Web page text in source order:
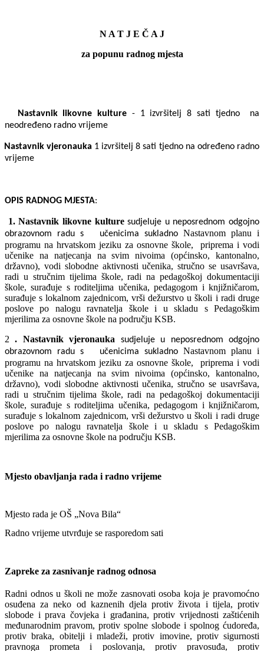
N A T J E Č A J
za popunu radnog mjesta
Nastavnik likovne kulture - 1 izvršitelj 8 sati tjedno
na
neodređeno radno vrijeme
Nastavnik vjeronauka 1 izvršitelj 8 sati tjedno na određeno radno
vrijeme
OPIS RADNOG MJESTA:
1. Nastavnik likovne kulture sudjeluje u neposrednom odgojno
obrazovnom radu s učenicima sukladno Nastavnom planu i
programu na hrvatskom jeziku za osnovne škole, priprema i vodi
učenike na natjecanja na svim nivoima (općinsko, kantonalno,
državno), vodi slobodne aktivnosti učenika, stručno se usavršava,
radi u stručnim tijelima škole, radi na pedagoškoj dokumentaciji
škole, surađuje s roditeljima učenika, pedagogom i knjižničarom,
surađuje s lokalnom zajednicom, vrši dežurstvo u školi i radi druge
poslove po nalogu ravnatelja škole i u skladu s Pedagoškim
mjerilima za osnovne škole na području KSB.
2 . Nastavnik vjeronauka
sudjeluje u neposrednom odgojno
obrazovnom radu s
učenicima sukladno Nastavnom planu i
programu na hrvatskom jeziku za osnovne škole,
priprema i vodi
učenike na natjecanja na svim nivoima (općinsko, kantonalno,
državno), vodi slobodne aktivnosti učenika, stručno se usavršava,
radi u stručnim tijelima škole, radi na pedagoškoj dokumentaciji
škole, surađuje s roditeljima učenika, pedagogom i knjižničarom,
surađuje s lokalnom zajednicom, vrši dežurstvo u školi i radi druge
poslove po nalogu ravnatelja škole i u skladu s Pedagoškim
mjerilima za osnovne škole na području KSB.
Mjesto obavljanja rada i radno vrijeme
Mjesto rada je OŠ „Nova Bila“
Radno vrijeme utvrđuje se rasporedom sati
Zapreke za zasnivanje radnog odnosa
Radni odnos u školi ne može zasnovati osoba koja je pravomoćno
osuđena za neko od kaznenih djela protiv života i tijela, protiv
slobode i prava čovjeka i građanina, protiv vrijednosti zaštićenih
međunarodnim pravom, protiv spolne slobode i spolnog ćudoređa,
protiv braka, obitelji i mladeži, protiv imovine, protiv sigurnosti
pravnoga prometa i poslovanja, protiv pravosuđa, protiv